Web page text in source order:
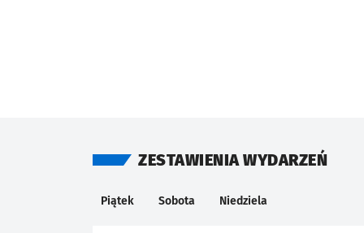
ZESTAWIENIA WYDARZEŃ
KalendariumKIEDY
Piątek Sobota Niedziela